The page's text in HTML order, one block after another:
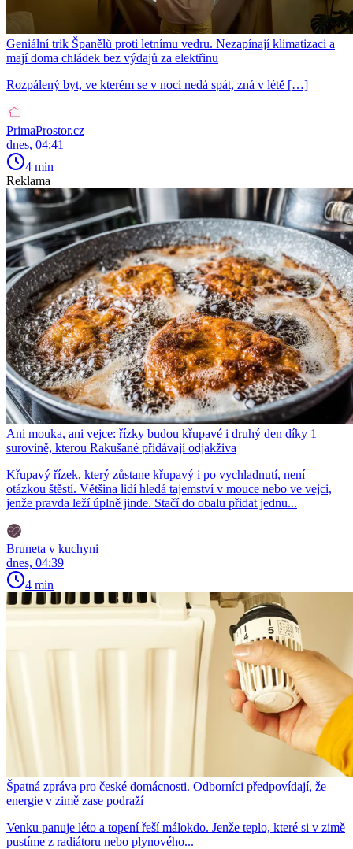
Geniální trik Španělů proti letnímu vedru. Nezapínají klimatizaci a
mají doma chládek bez výdajů za elektřinu
Rozpálený byt, ve kterém se v noci nedá spát, zná v létě […]
PrimaProstor.cz
dnes, 04:41
4 min
Reklama
Ani mouka, ani vejce: řízky budou křupavé i druhý den díky 1
surovině, kterou Rakušané přidávají odjakživa
Křupavý řízek, který zůstane křupavý i po vychladnutí, není
otázkou štěstí. Většina lidí hledá tajemství v mouce nebo ve vejci,
jenže pravda leží úplně jinde. Stačí do obalu přidat jednu...
Bruneta v kuchyni
dnes, 04:39
4 min
Špatná zpráva pro české domácnosti. Odborníci předpovídají, že
energie v zimě zase podraží
Venku panuje léto a topení řeší málokdo. Jenže teplo, které si v zimě
pustíme z radiátoru nebo plynového...